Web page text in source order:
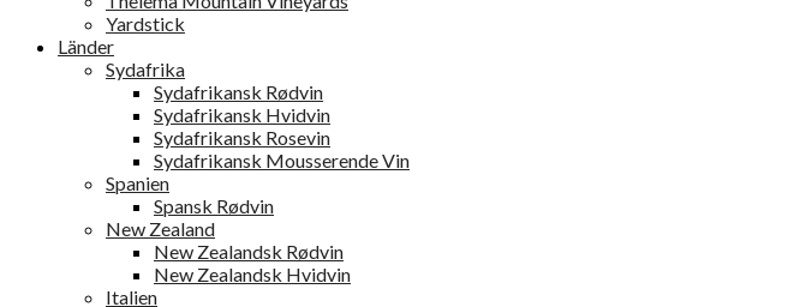
Yardstick
Länder
Sydafrika
Sydafrikansk Rødvin
Sydafrikansk Hvidvin
Sydafrikansk Rosevin
Sydafrikansk Mousserende Vin
Spanien
Spansk Rødvin
New Zealand
New Zealandsk Rødvin
New Zealandsk Hvidvin
Italien